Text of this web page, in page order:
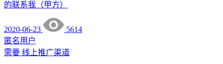
的联系我（甲方）
2020-06-23
5614
匿名用户
需要 线上推广渠道